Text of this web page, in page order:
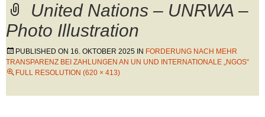
United Nations – UNRWA –
Photo Illustration
PUBLISHED ON 16. OKTOBER 2025 IN FORDERUNG NACH MEHR
TRANSPARENZ BEI ZAHLUNGEN AN UN UND INTERNATIONALE „NGOS“
FULL RESOLUTION (620 × 413)